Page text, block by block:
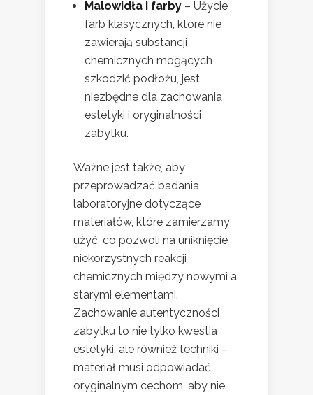
Malowidła i farby – Użycie
farb klasycznych, które nie
zawierają substancji
chemicznych mogących
szkodzić podłożu, jest
niezbędne dla zachowania
estetyki i oryginalności
zabytku.
Ważne jest także, aby
przeprowadzać badania
laboratoryjne dotyczące
materiałów, które zamierzamy
użyć, co pozwoli na uniknięcie
niekorzystnych reakcji
chemicznych między nowymi a
starymi elementami.
Zachowanie autentyczności
zabytku to nie tylko kwestia
estetyki, ale również techniki –
materiał musi odpowiadać
oryginalnym cechom, aby nie